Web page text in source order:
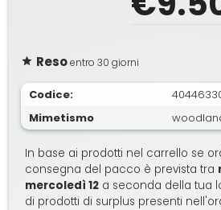
Resoentro 30 giorni
Codice:
Mimetismo
In base ai prodotti nel carrello se
consegna del pacco è prevista tra
mercoledì 12 a seconda della tua
di prodotti di surplus presenti